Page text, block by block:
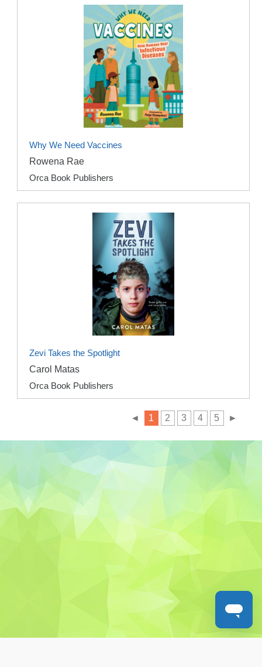
Why We Need Vaccines
Rowena Rae
Orca Book Publishers
Zevi Takes the Spotlight
Carol Matas
Orca Book Publishers
◄ 1 2 3 4 5 ►